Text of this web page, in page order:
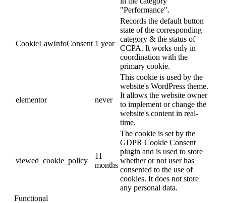
"Performance".
CookieLawInfoConsent 1 year
Records the default button
state of the corresponding
category & the status of
CCPA. It works only in
coordination with the
primary cookie.
elementor never
This cookie is used by the
website's WordPress theme.
It allows the website owner
to implement or change the
website's content in real-
time.
viewed_cookie_policy
11
months
The cookie is set by the
GDPR Cookie Consent
plugin and is used to store
whether or not user has
consented to the use of
cookies. It does not store
any personal data.
Functional